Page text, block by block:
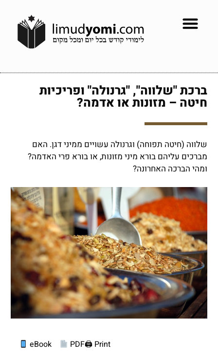
ברכת "שלווה", "גרנולה" ופריכיות
חיטה – מזונות או אדמה?
שלווה (חיטה תפוחה) וגרנולה עשויים ממיני דגן. האם
מברכים עליהם בורא מיני מזונות, או בורא פרי האדמה?
ומהי הברכה האחרונה?
Print 🖨
PDF
eBook